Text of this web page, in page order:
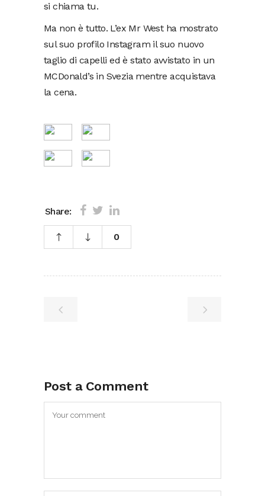
si chiama tu.
Ma non è tutto. L’ex Mr West ha mostrato
sul suo profilo Instagram il suo nuovo
taglio di capelli ed è stato avvistato in un
MCDonald’s in Svezia mentre acquistava
la cena.
Share:
0
Post a Comment